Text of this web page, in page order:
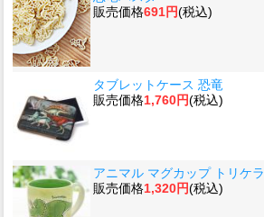
販売価格691円(税込)
タブレットケース 恐竜
販売価格1,760円(税込)
アニマル マグカップ トリケ
販売価格1,320円(税込)